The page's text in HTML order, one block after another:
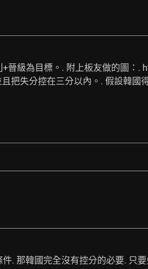
晉級為目標。. 附上板友做的圖：.
把失分控在三分以內。. 假設韓國
. 那韓國完全沒有控分的必要. 只